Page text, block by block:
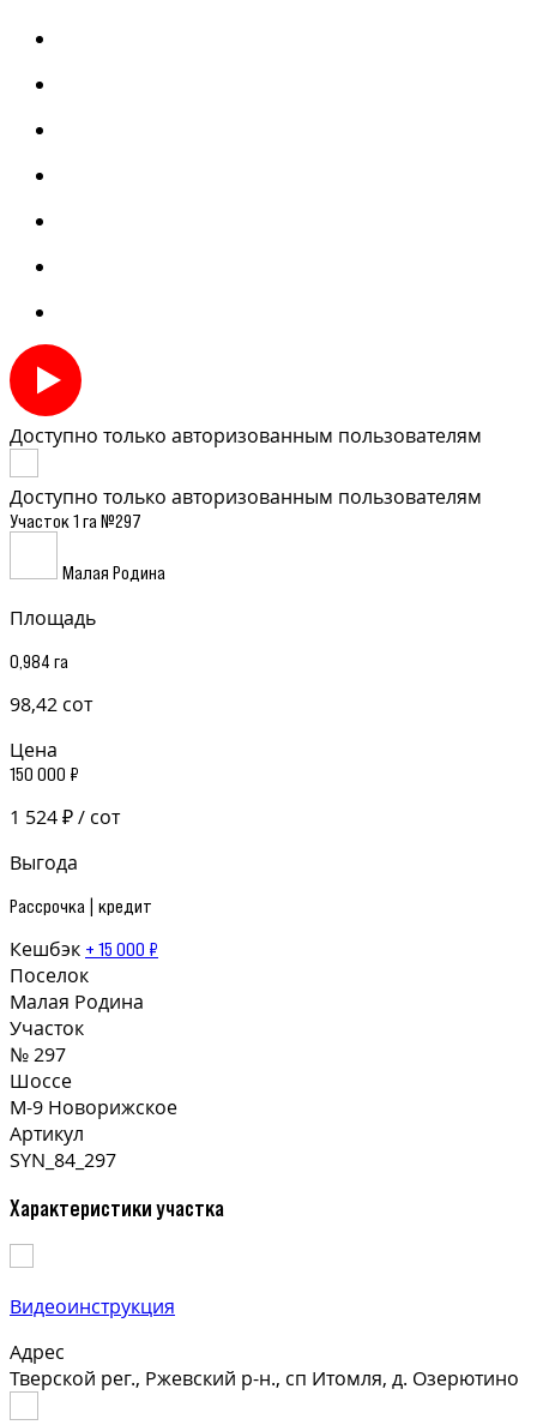
Доступно только авторизованным пользователям
Доступно только авторизованным пользователям
Участок 1 га №297
Малая Родина
Площадь
0,984 га
98,42 сот
Цена
150 000 ₽
1 524 ₽ / сот
Выгода
Рассрочка | кредит
Кешбэк + 15 000 ₽
Поселок
Малая Родина
Участок
№ 297
Шоссе
М-9 Новорижское
Артикул
SYN_84_297
Характеристики участка
Видеоинструкция
Адрес
Тверской рег., Ржевский р-н., сп Итомля, д. Озерютино